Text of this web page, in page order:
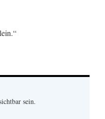
sein.